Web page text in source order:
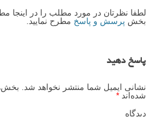
لطفا نظرتان در مورد مطلب را در اینجا
بخش پرسش و پاسخ مطرح نمایید.
پاسخ دهید
نشانی ایمیل شما منتشر نخواهد شد.
شده‌اند *
دیدگاه